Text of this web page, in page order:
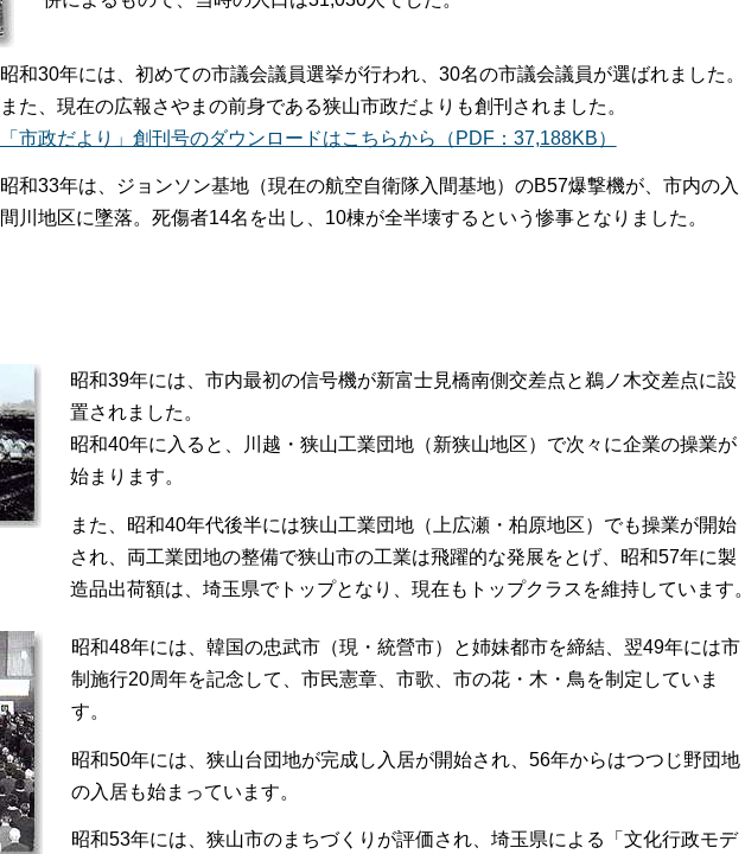
昭和30年には、初めての市議会議員選挙が行われ、30名の市議会議員が選ばれました。
また、現在の広報さやまの前身である狭山市政だよりも創刊されました。
「市政だより」創刊号のダウンロードはこちらから（PDF：37,188KB）
昭和33年は、ジョンソン基地（現在の航空自衛隊入間基地）のB57爆撃機が、市内の入
間川地区に墜落。死傷者14名を出し、10棟が全半壊するという惨事となりました。
昭和39年には、市内最初の信号機が新富士見橋南側交差点と鵜ノ木交差点に設
置されました。
昭和40年に入ると、川越・狭山工業団地（新狭山地区）で次々に企業の操業が
始まります。
また、昭和40年代後半には狭山工業団地（上広瀬・柏原地区）でも操業が開始
され、両工業団地の整備で狭山市の工業は飛躍的な発展をとげ、昭和57年に製
造品出荷額は、埼玉県でトップとなり、現在もトップクラスを維持しています。
昭和48年には、韓国の忠武市（現・統營市）と姉妹都市を締結、翌49年には市
制施行20周年を記念して、市民憲章、市歌、市の花・木・鳥を制定していま
す。
昭和50年には、狭山台団地が完成し入居が開始され、56年からはつつじ野団地
の入居も始まっています。
昭和53年には、狭山市のまちづくりが評価され、埼玉県による「文化行政モデ